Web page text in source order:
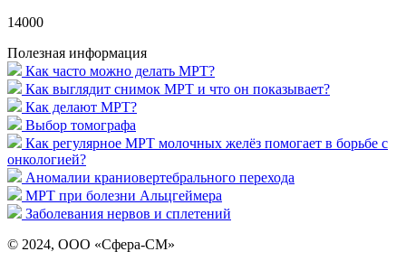
14000
Полезная информация
Как часто можно делать МРТ?
Как выглядит снимок МРТ и что он показывает?
Как делают МРТ?
Выбор томографа
Как регулярное МРТ молочных желёз помогает в борьбе с
онкологией?
Аномалии краниовертебрального перехода
МРТ при болезни Альцгеймера
Заболевания нервов и сплетений
© 2024, ООО «Сфера-СМ»